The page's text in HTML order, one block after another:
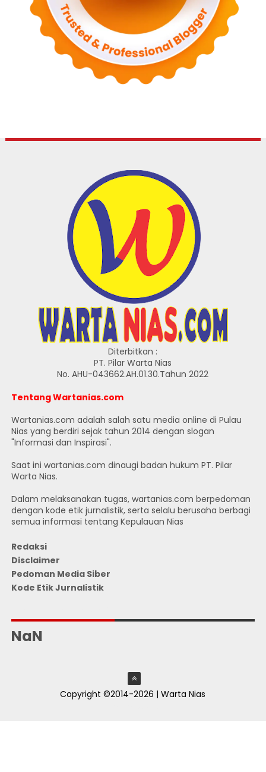
Diterbitkan :
PT. Pilar Warta Nias
No. AHU-043662.AH.01.30.Tahun 2022
Tentang Wartanias.com
Wartanias.com adalah salah satu media online di Pulau
Nias yang berdiri sejak tahun 2014 dengan slogan
"Informasi dan Inspirasi".
Saat ini wartanias.com dinaugi badan hukum PT. Pilar
Warta Nias.
Dalam melaksanakan tugas, wartanias.com berpedoman
dengan kode etik jurnalistik, serta selalu berusaha berbagi
semua informasi tentang Kepulauan Nias
Redaksi
Disclaimer
Pedoman Media Siber
Kode Etik Jurnalistik
NaN
Copyright ©2014-2026 | Warta Nias